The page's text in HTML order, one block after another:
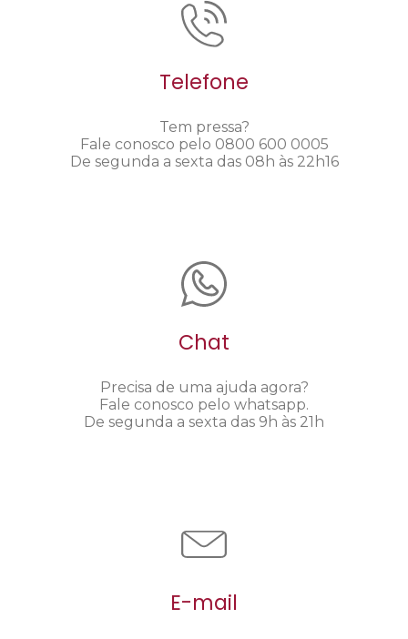
Telefone
Tem pressa?
Fale conosco pelo 0800 600 0005
De segunda a sexta das 08h às 22h16
Chat
Precisa de uma ajuda agora?
Fale conosco pelo whatsapp.
De segunda a sexta das 9h às 21h
E-mail